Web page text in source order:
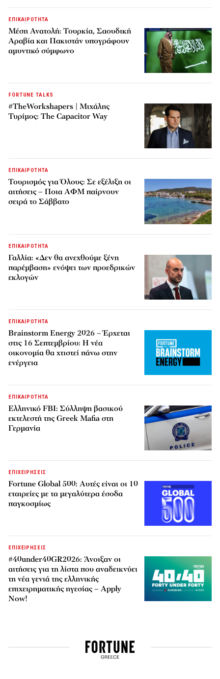
ΕΠΙΚΑΙΡΟΤΗΤΑ
Μέση Ανατολή: Τουρκία, Σαουδική
Αραβία και Πακιστάν υπογράφουν
αμυντικό σύμφωνο
FORTUNE TALKS
#TheWorkshapers | Μιχάλης
Τυρίμος: The Capacitor Way
ΕΠΙΚΑΙΡΟΤΗΤΑ
Τουρισμός για Όλους: Σε εξέλιξη οι
αιτήσεις – Ποια ΑΦΜ παίρνουν
σειρά το Σάββατο
ΕΠΙΚΑΙΡΟΤΗΤΑ
Γαλλία: «Δεν θα ανεχθούμε ξένη
παρέμβαση» ενόψει των προεδρικών
εκλογών
ΕΠΙΚΑΙΡΟΤΗΤΑ
Brainstorm Energy 2026 – Έρχεται
στις 16 Σεπτεμβρίου: Η νέα
οικονομία θα χτιστεί πάνω στην
ενέργεια
ΕΠΙΚΑΙΡΟΤΗΤΑ
Ελληνικό FBI: Σύλληψη βασικού
εκτελεστή της Greek Mafia στη
Γερμανία
ΕΠΙΧΕΙΡΗΣΕΙΣ
Fortune Global 500: Αυτές είναι οι 10
εταιρείες με τα μεγαλύτερα έσοδα
παγκοσμίως
ΕΠΙΧΕΙΡΗΣΕΙΣ
#40under40GR2026: Άνοιξαν οι
αιτήσεις για τη λίστα που αναδεικνύει
τη νέα γενιά της ελληνικής
επιχειρηματικής ηγεσίας – Apply
Now!